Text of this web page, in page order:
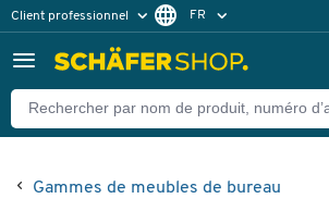
Client professionnel
Client particulier
FR
Gammes de meubles de bureau